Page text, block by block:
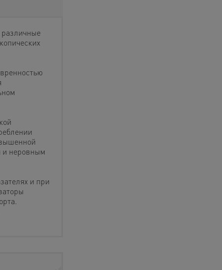
различные
и неровным
и при